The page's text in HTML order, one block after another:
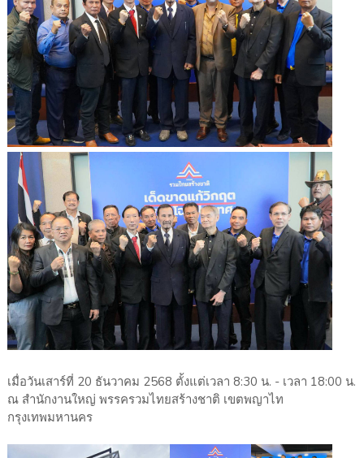
เมื่อวันเสาร์ที่ 20 ธันวาคม 2568 ตั้งแต่เวลา 8:30 น. - เวลา 18:00 น.
ณ สำนักงานใหญ่ พรรครวมไทยสร้างชาติ เขตพญาไท
กรุงเทพมหานคร